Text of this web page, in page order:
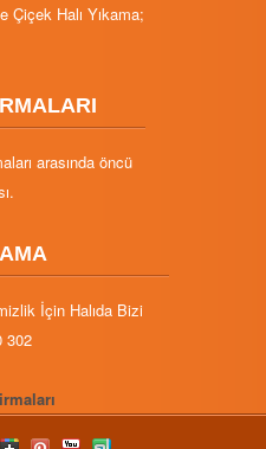
Çiçek Halı Yıkama;
arasında öncü
İçin Halıda Bizi
302